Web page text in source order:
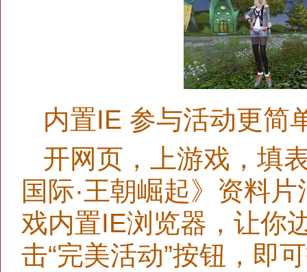
内置IE 参与活动更简
开网页，上游戏，填
国际·王朝崛起》资料
戏内置IE浏览器，让你
击“完美活动”按钮，即